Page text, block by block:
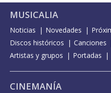
MUSICALIA
Noticias Novedades
Discos históricos
Canciones
Artistas y grupos
Portadas
CINEMANÍA